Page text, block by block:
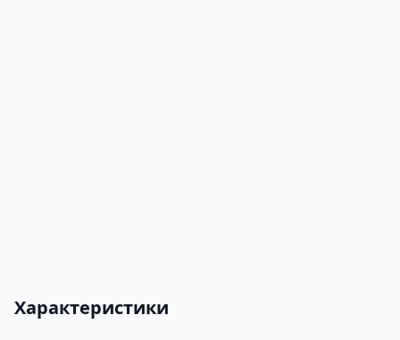
Характеристики